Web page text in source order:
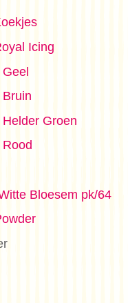
Icing
Groen
Bloesem pk/64